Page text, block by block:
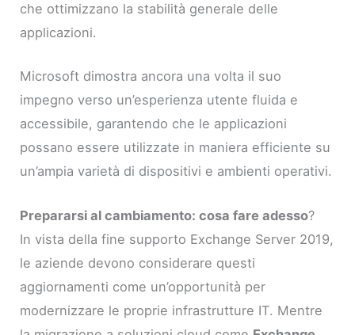
che ottimizzano la stabilità generale delle
applicazioni.
Microsoft dimostra ancora una volta il suo
impegno verso un’esperienza utente fluida e
accessibile, garantendo che le applicazioni
possano essere utilizzate in maniera efficiente su
un’ampia varietà di dispositivi e ambienti operativi.
Prepararsi al cambiamento: cosa fare adesso?
In vista della fine supporto Exchange Server 2019,
le aziende devono considerare questi
aggiornamenti come un’opportunità per
modernizzare le proprie infrastrutture IT. Mentre